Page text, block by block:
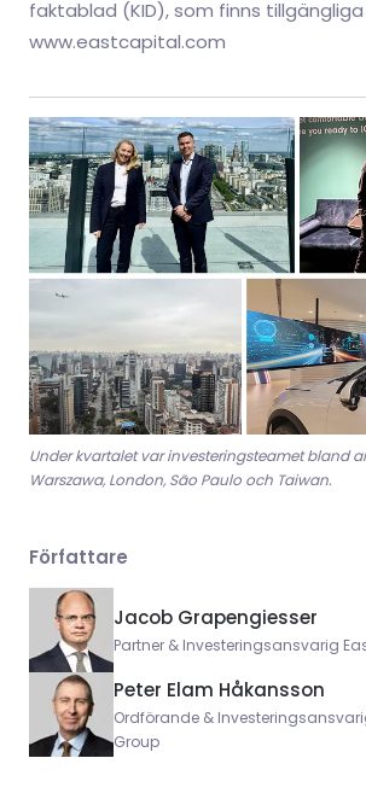
faktablad (KID), som finns
www.eastcapital.com
Under kvartalet var investeringsteamet bland
Warszawa, London, São Paulo och Taiwan.
Författare
Jacob Grapengiesser
Partner & Investeringsansvarig
Peter Elam Håkansson
Ordförande &
Group